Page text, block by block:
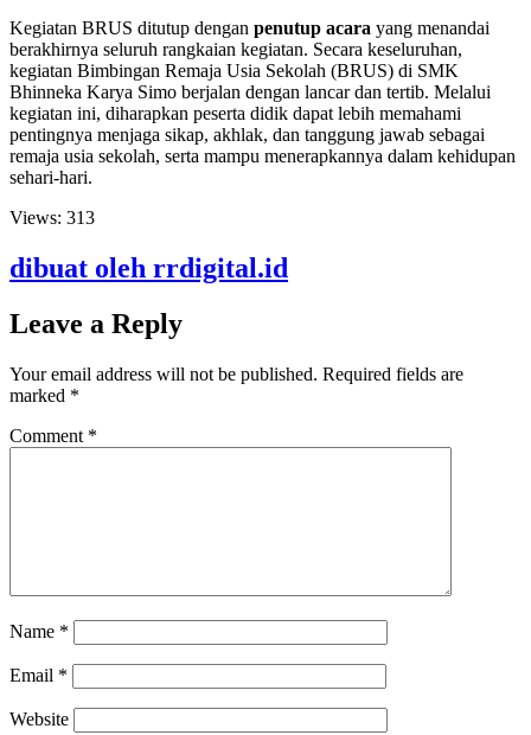
Kegiatan BRUS ditutup dengan penutup acara yang menandai
berakhirnya seluruh rangkaian kegiatan. Secara keseluruhan,
kegiatan Bimbingan Remaja Usia Sekolah (BRUS) di SMK
Bhinneka Karya Simo berjalan dengan lancar dan tertib. Melalui
kegiatan ini, diharapkan peserta didik dapat lebih memahami
pentingnya menjaga sikap, akhlak, dan tanggung jawab sebagai
remaja usia sekolah, serta mampu menerapkannya dalam kehidupan
sehari-hari.
Views: 313
dibuat oleh rrdigital.id
Leave a Reply
Your email address will not be published. Required fields are
marked *
Comment *
Name *
Email *
Website